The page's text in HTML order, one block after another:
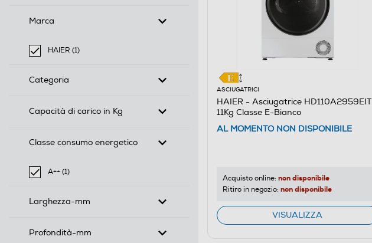
Marca
HAIER (1)
Categoria
Capacità di carico in Kg
Classe consumo energetico
A++ (1)
selected Filtro applicato per Classe consumo energetico: A++
Larghezza-mm
Profondità-mm
ASCIUGATRICI
HAIER - Asciugatrice HD110A2959EIT
11Kg Classe E-Bianco
AL MOMENTO NON DISPONIBILE
Acquisto online: non disponibile
Ritiro in negozio: non disponibile
VISUALIZZA